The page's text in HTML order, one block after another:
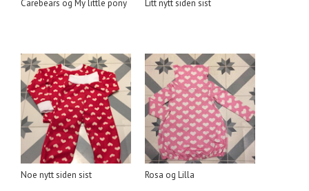
Carebears og My little pony Litt nytt siden sist
Noe nytt siden sist Rosa og Lilla